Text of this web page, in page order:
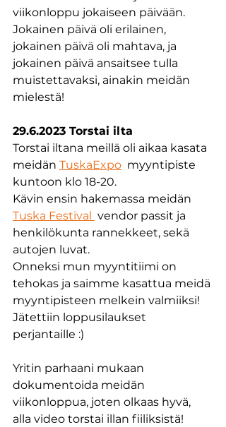
viikonloppu jokaiseen päivään.
Jokainen päivä oli erilainen,
jokainen päivä oli mahtava, ja
jokainen päivä ansaitsee tulla
muistettavaksi, ainakin meidän
mielestä!
29.6.2023 Torstai ilta
Torstai iltana meillä oli aikaa kasata
meidän TuskaExpo
  myyntipiste
kuntoon klo 18-20.
Kävin ensin hakemassa meidän
Tuska Festival vendor passit ja
henkilökunta rannekkeet, sekä
autojen luvat.
Onneksi mun myyntitiimi on
tehokas ja saimme kasattua meidä
myyntipisteen melkein valmiiksi!
Jätettiin loppusilaukset
perjantaille :)
Yritin parhaani mukaan
dokumentoida meidän
viikonloppua, joten olkaas hyvä,
alla video torstai illan fiiliksistä!